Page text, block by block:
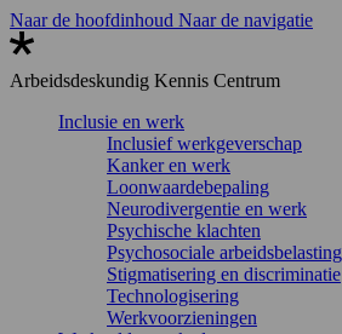
Naar de hoofdinhoud Naar de navigatie
Arbeidsdeskundig Kennis Centrum
Inclusie en werk
Inclusief werkgeverschap
Kanker en werk
Loonwaardebepaling
Neurodivergentie en werk
Psychische klachten
Psychosociale arbeidsbelasting
Stigmatisering en discriminatie
Technologisering
Werkvoorzieningen